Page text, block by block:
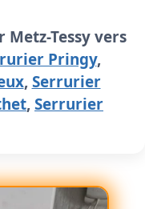
Tessy vers
Pringy,
, Serrurier
, Serrurier